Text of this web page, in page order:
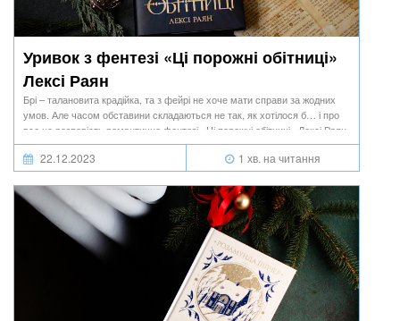
Уривок з фентезі «Ці порожні обітниці»
Лексі Раян
Брі – талановита крадійка, та з фейрі не хоче мати справи за жодних
умов. Але часом обставини складаються не так, як хотілося б… і про
все це розповість романтичне фентезі «Ці порожні обітниці» Лексі Раян.
22.12.2023 1 хв. на читання